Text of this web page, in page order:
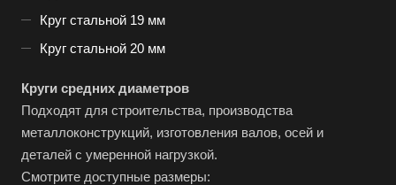
Круг стальной 19 мм
Круг стальной 20 мм
Круги средних диаметров
Подходят для строительства, производства
металлоконструкций, изготовления валов, осей и
деталей с умеренной нагрузкой.
Смотрите доступные размеры: